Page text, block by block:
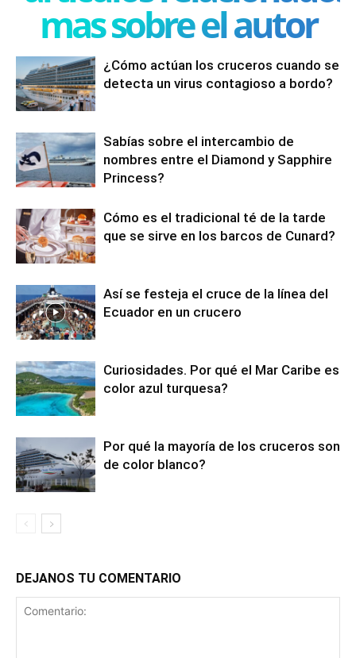
mas sobre el autor
¿Cómo actúan los cruceros cuando se
detecta un virus contagioso a bordo?
Sabías sobre el intercambio de
nombres entre el Diamond y Sapphire
Princess?
Cómo es el tradicional té de la tarde
que se sirve en los barcos de Cunard?
Así se festeja el cruce de la línea del
Ecuador en un crucero
Curiosidades. Por qué el Mar Caribe es
color azul turquesa?
Por qué la mayoría de los cruceros son
de color blanco?
DEJANOS TU COMENTARIO